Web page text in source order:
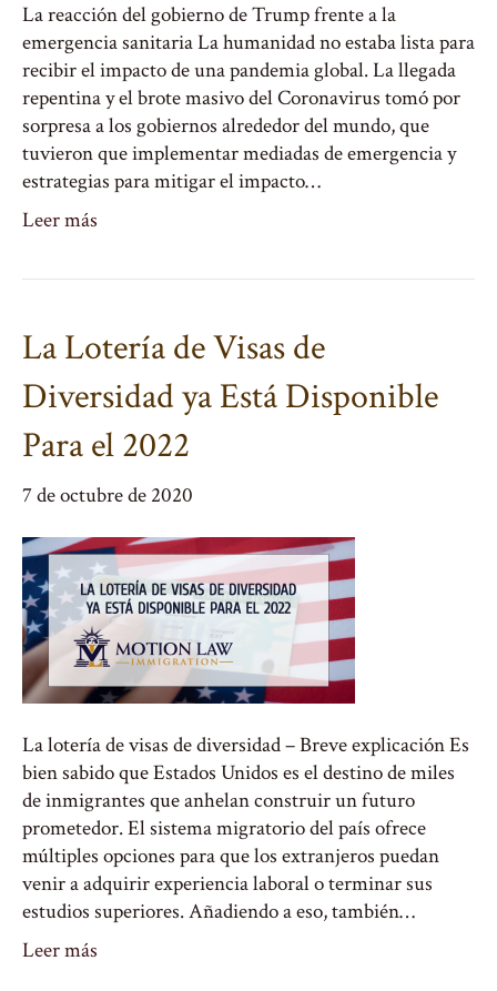
La reacción del gobierno de Trump frente a la
emergencia sanitaria La humanidad no estaba lista para
recibir el impacto de una pandemia global. La llegada
repentina y el brote masivo del Coronavirus tomó por
sorpresa a los gobiernos alrededor del mundo, que
tuvieron que implementar mediadas de emergencia y
estrategias para mitigar el impacto…
Leer más
La Lotería de Visas de
Diversidad ya Está Disponible
Para el 2022
7 de octubre de 2020
La lotería de visas de diversidad – Breve explicación Es
bien sabido que Estados Unidos es el destino de miles
de inmigrantes que anhelan construir un futuro
prometedor. El sistema migratorio del país ofrece
múltiples opciones para que los extranjeros puedan
venir a adquirir experiencia laboral o terminar sus
estudios superiores. Añadiendo a eso, también…
Leer más